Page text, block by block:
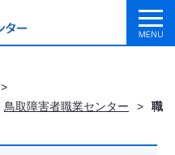
>
鳥取障害者職業センター >
職